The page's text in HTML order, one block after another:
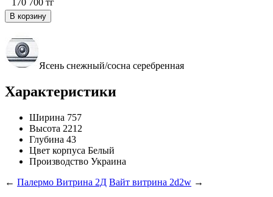
170 700 тг
В корзину
Ясень снежный/сосна серебренная
Характеристики
Ширина 757
Высота 2212
Глубина 43
Цвет корпуса Белый
Производство Украина
← Палермо Витрина 2Д Вайт витрина 2d2w →